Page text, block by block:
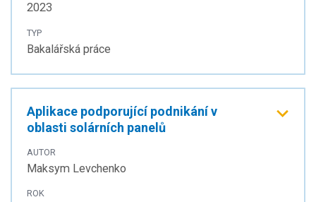
2023
TYP
Bakalářská práce
Aplikace podporující podnikání v
oblasti solárních panelů
AUTOR
Maksym Levchenko
ROK